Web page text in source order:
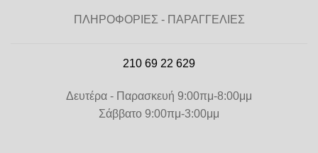
ΠΛΗΡΟΦΟΡΙΕΣ - ΠΑΡΑΓΓΕΛΙΕΣ
210 69 22 629
Δευτέρα - Παρασκευή 9:00πμ-8:00μμ
Σάββατο 9:00πμ-3:00μμ